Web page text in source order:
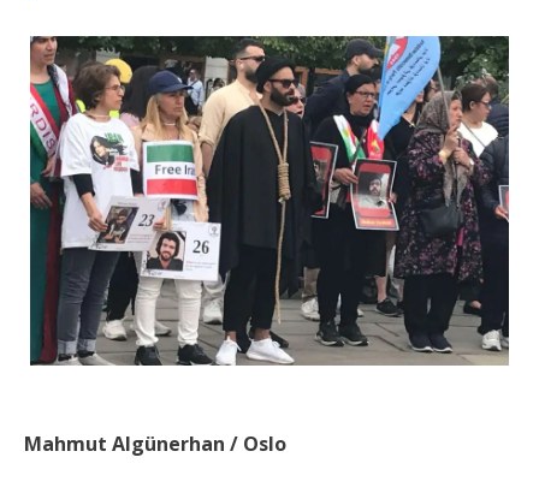
Mahmut Algünerhan / Oslo